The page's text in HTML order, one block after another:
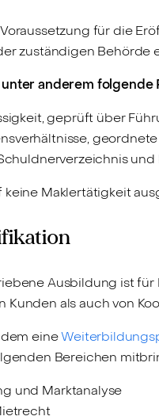
für die
zuständigen
anderem
geprüft über
keine Maklertätigkeit
Ausbildung ist
Kunden als auch von
eine
Bereichen
und Marktanalyse